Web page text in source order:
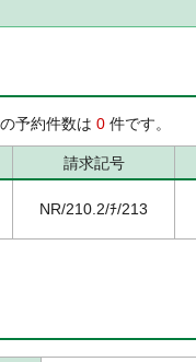
予約件数は 0 件です。
請求記号
NR/210.2/ﾁ/213